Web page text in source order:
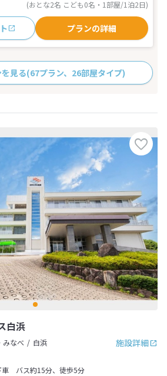
(おとな2名 こども0名・1部屋/1泊2日)
プランの詳細
見る(67プラン、26部屋タイプ)
白浜
施設詳細
みなべ
白浜
車 バス約15分、徒歩5分